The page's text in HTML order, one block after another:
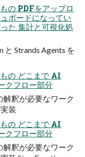
の PDFをアップロ
ボードになってい
た 集計と可視化処
と Strands Agents を
の どこまで AI
クフロー部分
解釈が必要なワーク
装
の どこまで AI
クフロー部分
解釈が必要なワーク